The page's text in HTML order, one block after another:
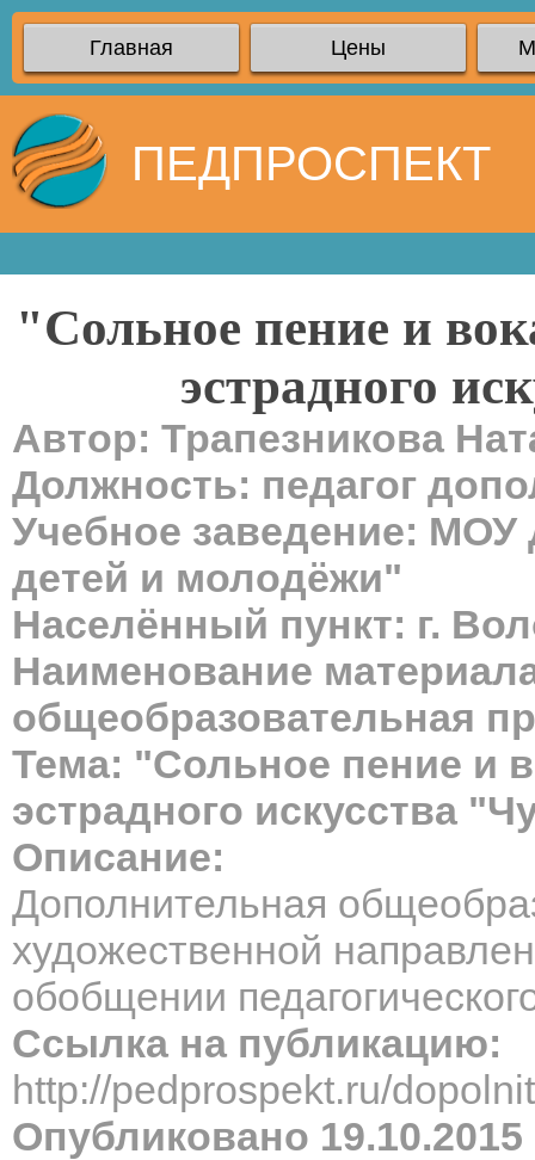
Главная Цены
ПЕДПРОСПЕКТ
"Сольное пение и
эстрадного
Автор: Трапезникова
Должность: педагог
Учебное заведение:
детей и молодёжи"
Населённый пункт: г.
Наименование
общеобразовательная
Тема: "Сольное пение и
эстрадного искусства
Описание:
Дополнительная
художественной
обобщении
Ссылка на публикацию:
http://pedprospekt.ru/
Опубликовано 19.10.2015